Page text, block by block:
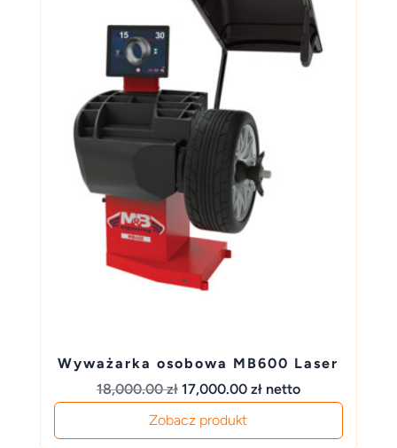
Wyważarka osobowa MB600 Laser
18,000.00zł Pierwotna
wynosiła:
17,000.00 złAktualna
wynosi:
netto
Zobacz produkt